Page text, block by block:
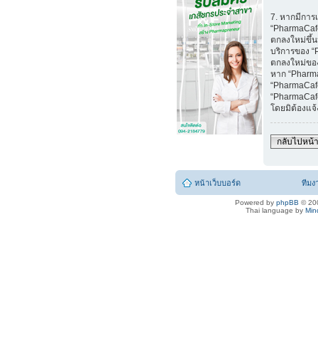
7. หากมีการ
ตกลงใหม่ขึ้
บริการของ
ตกลงใหม่ขอ
หาก
โดยมิต้องแ
กลับไปหน้
หน้าเว็บบอร์ด ทีมง
Powered by phpBB ©
Thai language by